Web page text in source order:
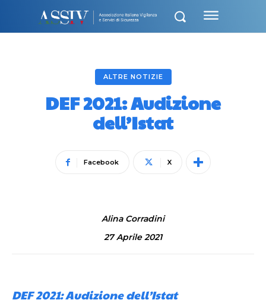
ALTRE NOTIZIE
DEF 2021: Audizione
dell’Istat
Facebook X
Alina Corradini
27 Aprile 2021
DEF 2021: Audizione dell’Istat